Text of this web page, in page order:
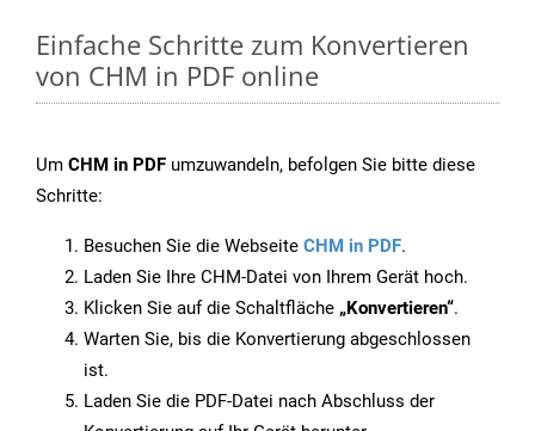
Einfache Schritte zum Konvertieren
von CHM in PDF online
Um CHM in PDF umzuwandeln, befolgen Sie bitte diese
Schritte:
Besuchen Sie die Webseite CHM in PDF.
Laden Sie Ihre CHM-Datei von Ihrem Gerät hoch.
Klicken Sie auf die Schaltfläche „Konvertieren“.
Warten Sie, bis die Konvertierung abgeschlossen
ist.
Laden Sie die PDF-Datei nach Abschluss der